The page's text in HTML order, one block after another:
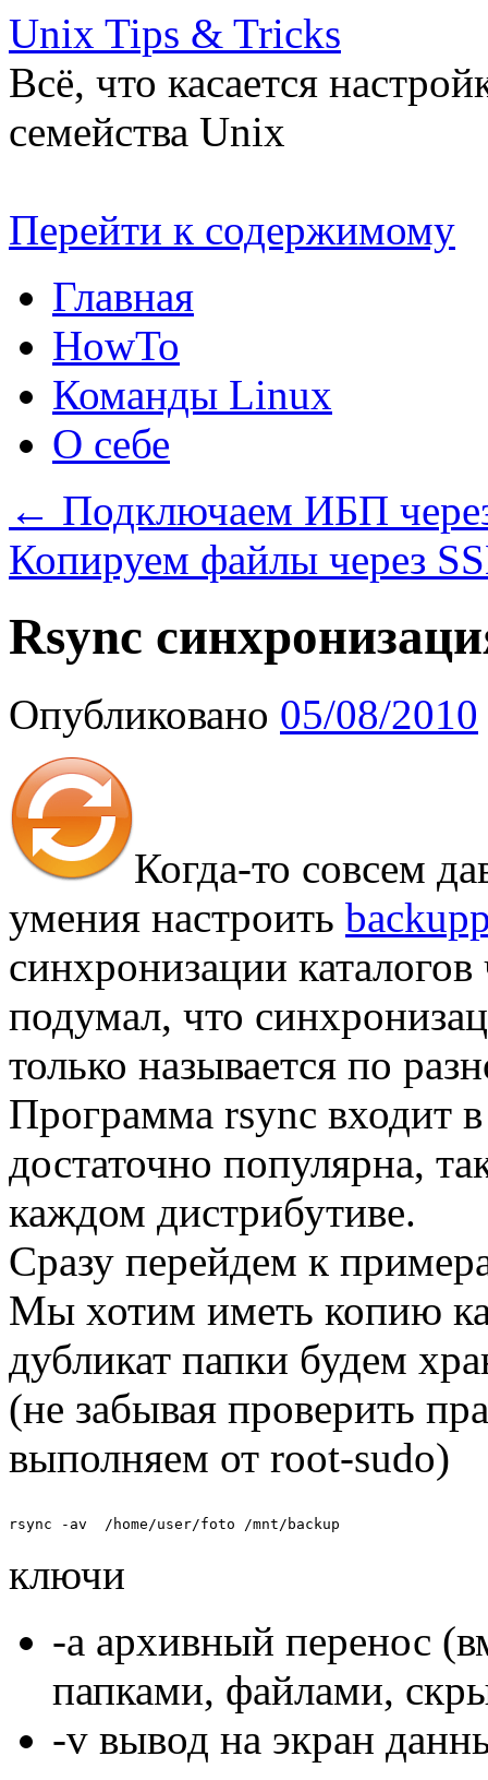
Unix Tips & Tricks
Всё, что касается
семейства Unix
Перейти к содержимому
Главная
HowTo
Команды Linux
О себе
← Подключаем ИБП
Копируем файлы через
Rsync
Опубликовано 05/08/2010
Когда-то совсем
умения настроить
синхронизации
подумал, что
только называется по
Программа rsync входит в
достаточно популярна,
каждом дистрибутиве.
Сразу перейдем к
Мы хотим иметь копию
дубликат папки будем
(не забывая проверить
выполняем от root-sudo)
ключи
-a архивный перенос
папками, файлами,
-v вывод на экран